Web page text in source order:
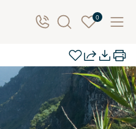
0
Ihr Urlaub
Sie uns Ihre
mit. Wir prüfen die
Sie, um alles Weitere
wir Ihre